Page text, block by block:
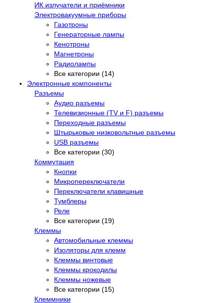
ИК излучатели и приёмники
Электровакуумные приборы
Газотроны
Генераторные лампы
Кенотроны
Магнетроны
Радиолампы
Все категории (14)
Электронные компоненты
Разъемы
Аудио разъемы
Телевизионные (TV и F) разъемы
Переходные разъемы
Штырьковые низковольтные разъемы
USB разъемы
Все категории (30)
Коммутация
Кнопки
Микропереключатели
Переключатели клавишные
Тумблеры
Реле
Все категории (19)
Клеммы
Автомобильные клеммы
Изоляторы для клемм
Клеммы винтовые
Клеммы крокодилы
Клеммы ножевые
Все категории (15)
Клеммники